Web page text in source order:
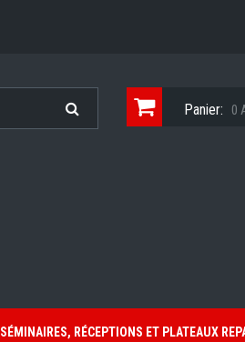
Panier: 0
SÉMINAIRES, RÉCEPTIONS ET PLATEAUX